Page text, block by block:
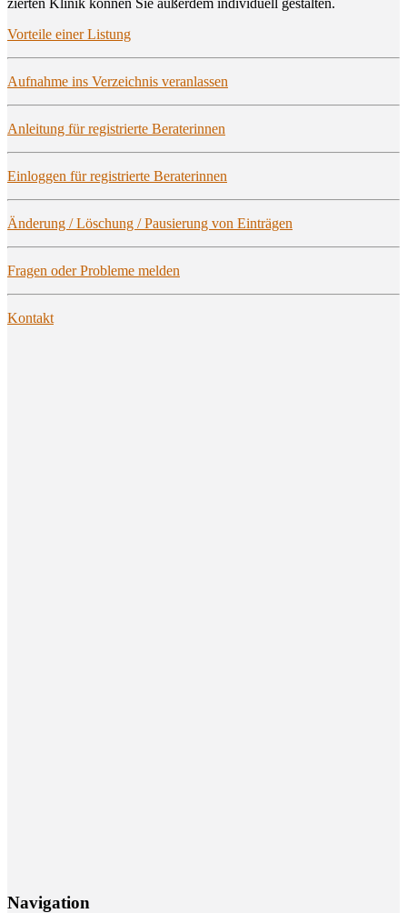
Vor­tei­le einer Listung
Auf­nah­me ins Ver­zeich­nis veranlassen
Anlei­tung für regis­trier­te Beraterinnen
Ein­log­gen für regis­trier­te Beraterinnen
Ände­rung / Löschung / Pau­sie­rung von Einträgen
Fra­gen oder Pro­ble­me melden
Kon­takt
Navi­ga­ti­on